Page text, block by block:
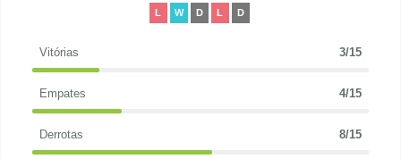
L W D L D
Vitórias 3/15
Empates 4/15
Derrotas 8/15